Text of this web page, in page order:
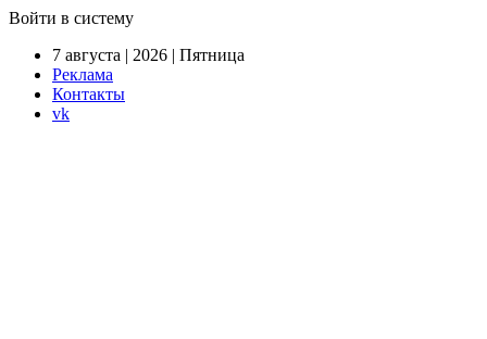
Войти в систему
7 августа | 2026 | Пятница
Реклама
Контакты
vk